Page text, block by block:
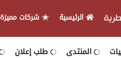
الرئيسية شركات مميزة
المنتدى طلب إعلان